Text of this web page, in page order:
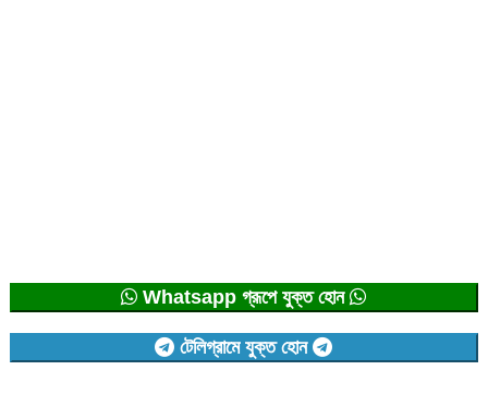
Whatsapp গ্রূপে যুক্ত হোন
টেলিগ্রামে যুক্ত হোন